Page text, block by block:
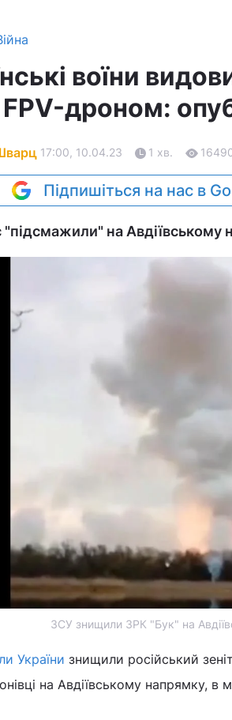
воїни
дроном:
17:00, 10.04.23 1 хв.
Підпишіться на нас в
на Авдіївському
ЗСУ знищили ЗРК "Бук" на
України знищили російський
на Авдіївському напрямку, в